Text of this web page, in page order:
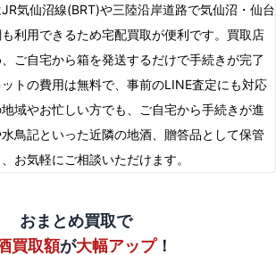
気仙沼線(BRT)や三陸沿岸道路で気仙沼・仙台
利用できるため宅配買取が便利です。買取店
ご自宅から箱を発送するだけで手続きが完了
トの費用は無料で、事前のLINE査定にも対応
域やお忙しい方でも、ご自宅から手続きが進
鳥記といった近隣の地酒、贈答品として保管
お気軽にご相談いただけます。
おまとめ買取で
買取額が大幅アップ！